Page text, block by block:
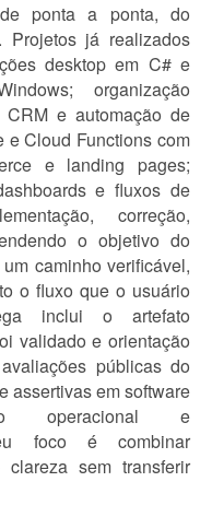
ponta a ponta, do
Projetos já realizados
desktop em C# e
organização
e automação de
e Cloud Functions com
e landing pages;
e fluxos de
correção,
o objetivo do
caminho verificável,
o fluxo que o usuário
inclui o artefato
validado e orientação
públicas do
assertivas em software
operacional e
foco é combinar
clareza sem transferir